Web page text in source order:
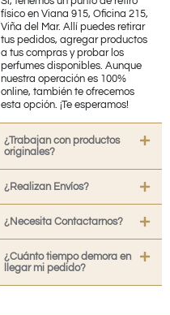
físico en Viana 915, Oficina 215,
Viña del Mar. Allí puedes retirar
tus pedidos, agregar productos
a tus compras y probar los
perfumes disponibles. Aunque
nuestra operación es 100%
online, también te ofrecemos
esta opción. ¡Te esperamos!
¿Trabajan con productos
originales?
¿Realizan Envíos?
¿Necesita Contactarnos?
¿Cuánto tiempo demora en
llegar mi pedido?